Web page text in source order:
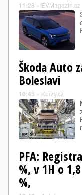
11:28 » EVMagazin.cz
Škoda Auto
Boleslavi
10:45 » Kurzy.cz
PFA:
%, v 1H o
%,